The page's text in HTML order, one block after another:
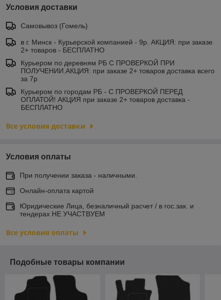
Условия доставки
Самовывоз (Гомель)
в г. Минск - Курьерской компанией - 9р. АКЦИЯ: при заказе
2+ товаров - БЕСПЛАТНО
Курьером по деревням РБ С ПРОВЕРКОЙ ПРИ
ПОЛУЧЕНИИ.АКЦИЯ: при заказе 2+ товаров доставка всего
за 7р
Курьером по городам РБ - С ПРОВЕРКОЙ ПЕРЕД
ОПЛАТОЙ! АКЦИЯ при заказе 2+ товаров доставка -
БЕСПЛАТНО
Все условия доставки
Условия оплаты
При получении заказа - наличными.
Онлайн-оплата картой
Юридические Лица, безналичный расчет / в гос.зак. и
тендерах НЕ УЧАСТВУЕМ
Все условия оплаты
Подобные товары компании